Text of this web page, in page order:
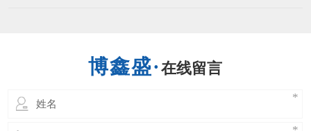
喷涂，能溶解脂肪的皮肤，造成皮肤干燥，发
在线留言